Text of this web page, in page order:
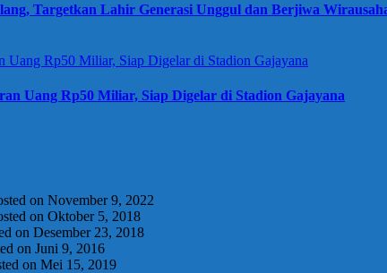
Targetkan Lahir Generasi Unggul dan Berjiwa
Uang Rp50 Miliar, Siap Digelar di Stadion Gajayana
on November 9, 2022
on Oktober 5, 2018
on Desember 23, 2018
on Juni 9, 2016
on Mei 15, 2019